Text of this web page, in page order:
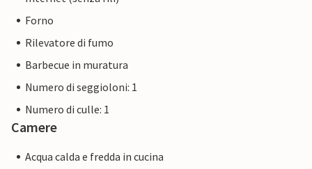
Forno
Rilevatore di fumo
Barbecue in muratura
Numero di seggioloni: 1
Numero di culle: 1
Camere
Acqua calda e fredda in cucina